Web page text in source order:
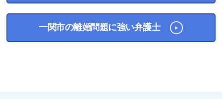
一関市の離婚問題に強い弁護士